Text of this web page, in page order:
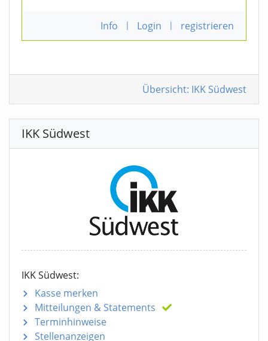
Info | Login | registrieren
Übersicht: IKK Südwest
IKK Südwest
IKK Südwest:
Kasse merken
Mitteilungen & Statements
Terminhinweise
Stellenanzeigen